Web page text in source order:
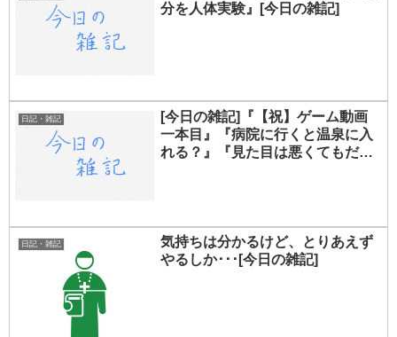
分を人体実験』[今日の雑記]
日記・雑記
[今日の雑記]『【祝】ゲーム動画
一本目』『病院に行くと温泉に入
れる？』『見た目は悪くてもだい
日記・雑記
気持ちは分かるけど、とりあえず
やるしか･･･[今日の雑記]